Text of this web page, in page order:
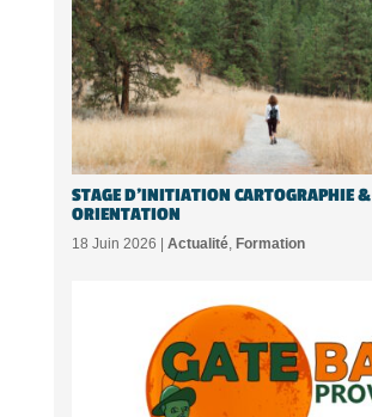
STAGE D’INITIATION CARTOGRAPHIE &
ORIENTATION
18 Juin 2026 | Actualité, Formation